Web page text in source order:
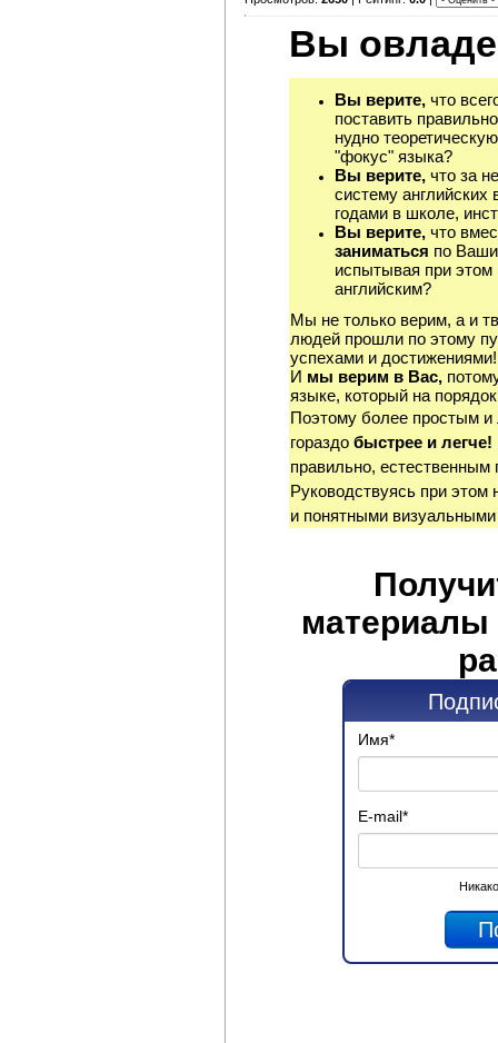
Вы
Вы верите, что
поставить
нудно
"фокус" языка?
Вы верите, что за
систему
годами в школе,
Вы верите, что
заниматься по
испытывая при этом
английским?
Мы не только верим, а и
людей прошли по этому
успехами и достижениями!
И мы верим в Вас,
языке, который на
Поэтому более простым
гораздо быстрее и легче!
правильно, естественным
Руководствуясь при
и понятными
материалы
Имя*
E-mail*